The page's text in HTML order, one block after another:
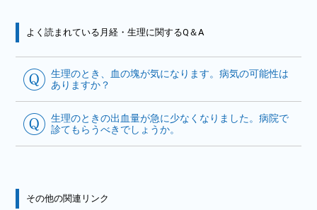
よく読まれている月経・生理に関するQ＆A
生理のとき、血の塊が気になります。病気の可能性は
ありますか？
生理のときの出血量が急に少なくなりました。病院で
診てもらうべきでしょうか。
その他の関連リンク